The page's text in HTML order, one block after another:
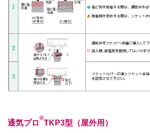
通気プロ
®
TKP3型（屋外用）